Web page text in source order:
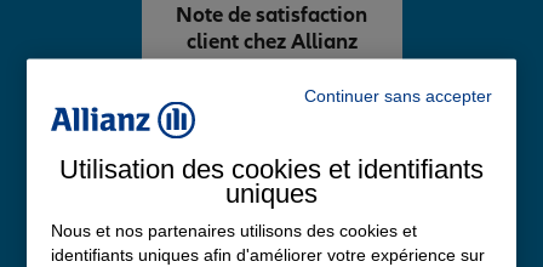
4,8
Note de 4.8 sur 5
Note de satisfaction
client chez Allianz
Continuer sans accepter
Utilisation des cookies et identifiants
uniques
Nous et nos partenaires utilisons des cookies et
identifiants uniques afin d'améliorer votre expérience sur